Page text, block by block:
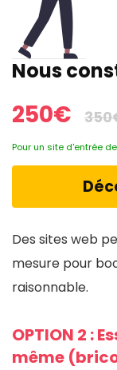
Nous
250€
Pour un site d'entrée
Des sites web
mesure pour
raisonnable.
OPTION 2 :
même